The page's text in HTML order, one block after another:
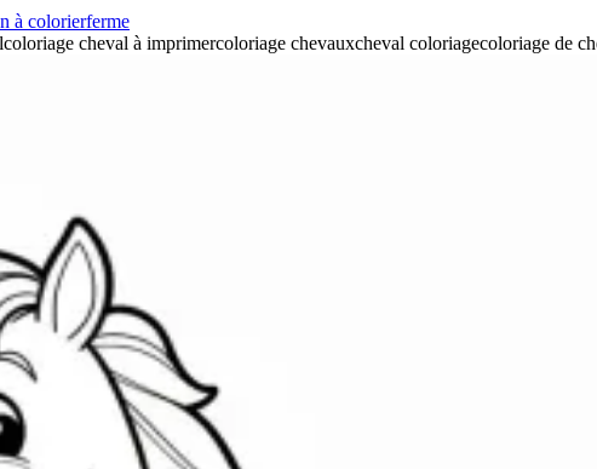
à colorierferme
coloriage cheval à imprimercoloriage chevauxcheval coloriagecoloriage de